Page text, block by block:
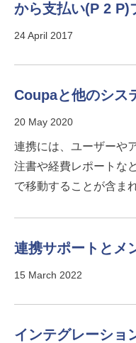
から支払い(P 2 P)
24 April 2017
Coupaと他のシス
20 May 2020
連携には、ユーザーや
注書や経費レポートな
で移動することが含ま
連携サポートとメ
15 March 2022
インテグレーショ